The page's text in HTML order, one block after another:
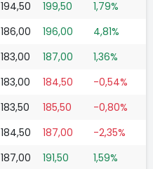
194,50 199,50
1,79%
186,00 196,00
4,81%
183,00 187,00
1,36%
183,00 184,50
-0,54%
183,50 185,50
-0,80%
184,50 187,00
-2,35%
187,00 191,50 1,59%